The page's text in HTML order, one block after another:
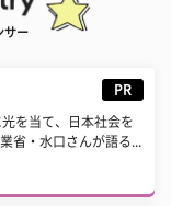
サー
PR
を当て、日本社会を
省・水口さんが語る...